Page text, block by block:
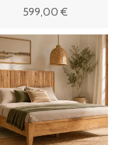
599,00 €